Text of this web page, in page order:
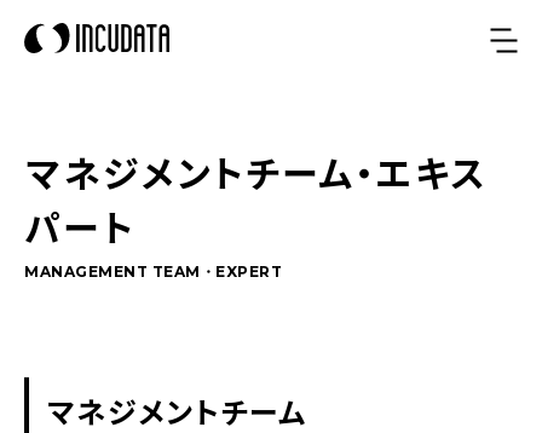
マネジメントチーム・エキス
パート
MANAGEMENT TEAM・EXPERT
マネジメントチーム